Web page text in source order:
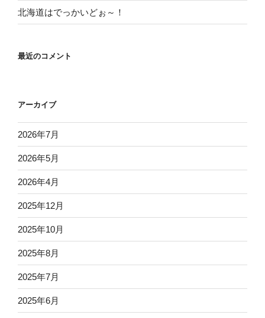
北海道はでっかいどぉ～！
最近のコメント
アーカイブ
2026年7月
2026年5月
2026年4月
2025年12月
2025年10月
2025年8月
2025年7月
2025年6月